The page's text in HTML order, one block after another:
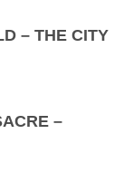
– THE CITY
–